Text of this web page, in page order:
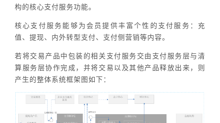
构的核心支付服务功能。
核心支付服务能够为会员提供丰富个性的支付服务：充
值、提现、内外转型支付、支付侧营销等内容。
若将交易产品中包装的相关支付服务交由支付服务层与清
算服务层协作完成，并将交易以及其他产品释放出来，则
产生的整体系统框架图如下：